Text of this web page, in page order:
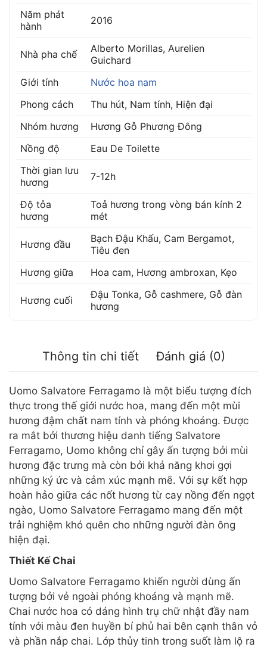
Năm phát
hành
2016
Nhà pha chế
Alberto Morillas, Aurelien
Guichard
Giới tính
Nước hoa nam
Phong cách
Thu hút, Nam tính, Hiện đại
Nhóm hương
Hương Gỗ Phương Đông
Nồng độ
Eau De Toilette
Thời gian lưu
hương
7-12h
Độ tỏa
hương
Toả hương trong vòng bán kính 2
mét
Hương đầu Bạch Đậu Khấu, Cam Bergamot,
Tiêu đen
Hương giữa
Hoa cam, Hương ambroxan, Kẹo
Hương cuối Đậu Tonka, Gỗ cashmere, Gỗ đàn
hương
Thông tin chi tiết Đánh giá (0)
Uomo Salvatore Ferragamo là một biểu tượng đích
thực trong thế giới nước hoa, mang đến một mùi
hương đậm chất nam tính và phóng khoáng. Được
ra mắt bởi thương hiệu danh tiếng Salvatore
Ferragamo, Uomo không chỉ gây ấn tượng bởi mùi
hương đặc trưng mà còn bởi khả năng khơi gợi
những ký ức và cảm xúc mạnh mẽ. Với sự kết hợp
hoàn hảo giữa các nốt hương từ cay nồng đến ngọt
ngào, Uomo Salvatore Ferragamo mang đến một
trải nghiệm khó quên cho những người đàn ông
hiện đại.
Thiết Kế Chai
Uomo Salvatore Ferragamo khiến người dùng ấn
tượng bởi vẻ ngoài phóng khoáng và mạnh mẽ.
Chai nước hoa có dáng hình trụ chữ nhật đầy nam
tính với màu đen huyền bí phủ hai bên cạnh thân vỏ
và phần nắp chai. Lớp thủy tinh trong suốt làm lộ ra